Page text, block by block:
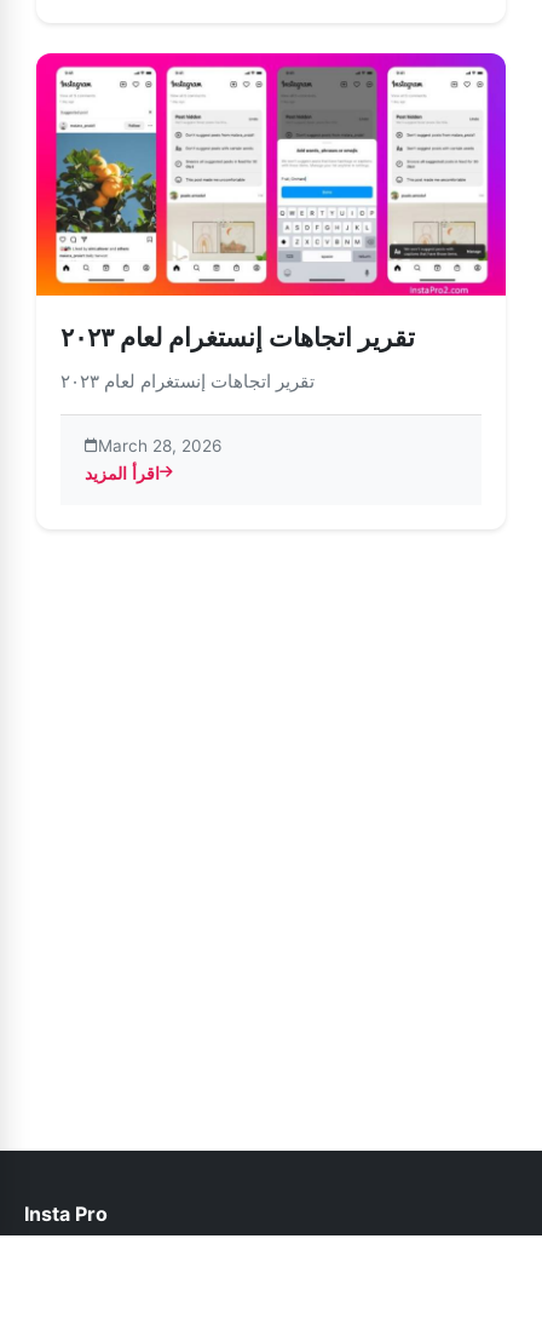
تقرير اتجاهات إنستغرام لعام ٢٠٢٣
تقرير اتجاهات إنستغرام لعام ٢٠٢٣
March 28, 2026
اقرأ المزيد
Insta Pro